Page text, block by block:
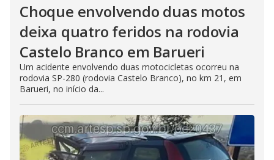
Choque envolvendo duas motos
deixa quatro feridos na rodovia
Castelo Branco em Barueri
Um acidente envolvendo duas motocicletas ocorreu na
rodovia SP-280 (rodovia Castelo Branco), no km 21, em
Barueri, no início da...